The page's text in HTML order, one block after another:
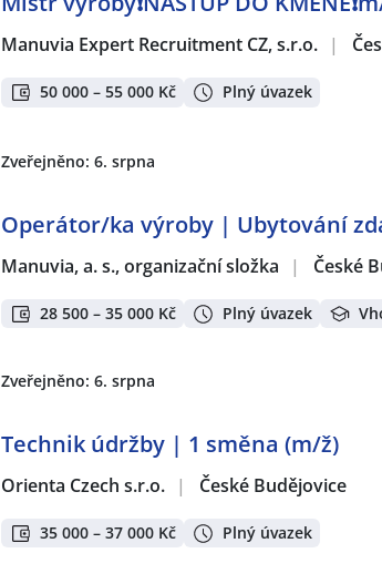
Manuvia Expert Recruitment CZ, s.r.o. |
50 000 – 55 000 Kč Plný úvazek
Zveřejněno: 6. srpna
Operátor/ka výroby | Ubytování
Manuvia, a. s., organizační složka | České
28 500 – 35 000 Kč Plný úvazek
Zveřejněno: 6. srpna
Technik údržby | 1 směna (m/ž)
Orienta Czech s.r.o. | České Budějovice
35 000 – 37 000 Kč Plný úvazek